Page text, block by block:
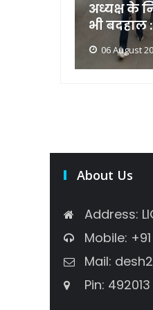
अध्यक्ष के
भी बदहाल
06 August
About Us
Address:
Mobile:
Mail:
Pin: 492013